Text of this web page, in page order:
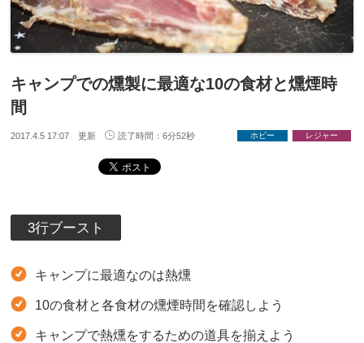
キャンプでの燻製に最適な10の食材と燻煙時
間
2017.4.5 17:07 更新 読了時間：6分52秒 ホビー レジャー
3行ブースト
キャンプに最適なのは熱燻
10の食材と各食材の燻煙時間を確認しよう
キャンプで熱燻をするための道具を揃えよう